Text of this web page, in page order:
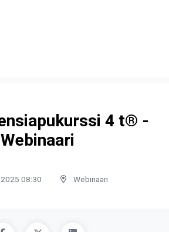
4 t® -
Webinaari
08:30 Webinaari